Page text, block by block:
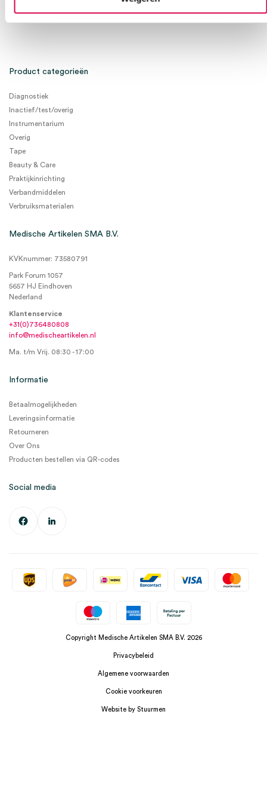
Product categorieën
Diagnostiek
Inactief/test/overig
Instrumentarium
Overig
Tape
Beauty & Care
Praktijkinrichting
Verbandmiddelen
Verbruiksmaterialen
Medische Artikelen SMA B.V.
KVKnummer: 73580791
Park Forum 1057
5657 HJ Eindhoven
Nederland
Klantenservice
+31(0)736480808
info@medischeartikelen.nl
Ma. t/m Vrij. 08:30 - 17:00
Informatie
Betaalmogelijkheden
Leveringsinformatie
Retourneren
Over Ons
Producten bestellen via QR-codes
Social media
Copyright Medische Artikelen SMA B.V. 2026
Privacybeleid
Algemene voorwaarden
Cookie voorkeuren
Website by Stuurmen